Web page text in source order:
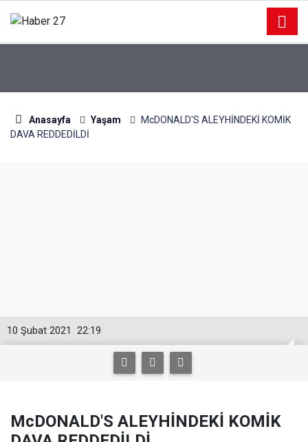
Anasayfa Yaşam
McDONALD'S ALEYHİNDEKİ KOMİK
DAVA REDDEDİLDİ
22:19
10 Şubat 2021
McDONALD'S ALEYHİNDEKİ KOMİK